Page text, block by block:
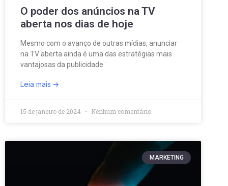
O poder dos anúncios na TV
aberta nos dias de hoje
Mesmo com o avanço de outras mídias, anunciar
na TV aberta ainda é uma das estratégias mais
vantajosas da publicidade.
Leia mais
15 de janeiro de 2024 Nenhum comentário
MARKETING